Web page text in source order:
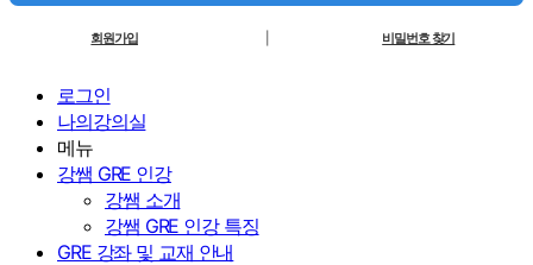
회원가입 비밀번호 찾기
로그인
나의강의실
메뉴
강쌤 GRE 인강
강쌤 소개
강쌤 GRE 인강 특징
GRE 강좌 및 교재 안내